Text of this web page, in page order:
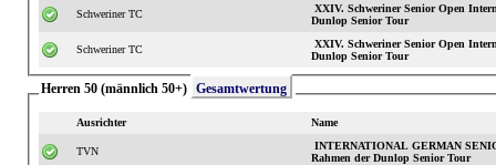
Schweriner TC
XXIV. Schweriner Senior Open International S3 im
Dunlop Senior Tour
Schweriner TC
XXIV. Schweriner Senior Open International S3 im
Dunlop Senior Tour
Herren 50 (männlich 50+) Gesamtwertung
Ausrichter Name
TVN
INTERNATIONAL GERMAN
Rahmen der Dunlop Senior Tour